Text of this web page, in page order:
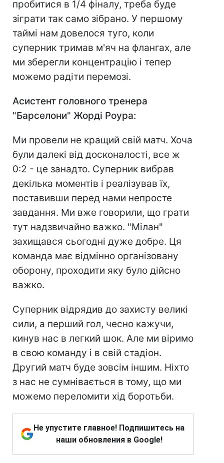
пробитися в 1/4 фіналу, треба буде
зіграти так само зібрано. У першому
таймі нам довелося туго, коли
суперник тримав м'яч на флангах, але
ми зберегли концентрацію і тепер
можемо радіти перемозі.
Асистент головного тренера
"Барселони" Жорді Роура:
Ми провели не кращий свій матч. Хоча
були далекі від досконалості, все ж
0:2 - це занадто. Суперник вибрав
декілька моментів і реалізував їх,
поставивши перед нами непросте
завдання. Ми вже говорили, що грати
тут надзвичайно важко. "Мілан"
захищався сьогодні дуже добре. Ця
команда має відмінно організовану
оборону, проходити яку було дійсно
важко.
Суперник відрядив до захисту великі
сили, а перший гол, чесно кажучи,
кинув нас в легкий шок. Але ми віримо
в свою команду і в свій стадіон.
Другий матч буде зовсім іншим. Ніхто
з нас не сумнівається в тому, що ми
можемо переломити хід боротьби.
Не упустите главное! Подпишитесь на
наши обновления в Google!